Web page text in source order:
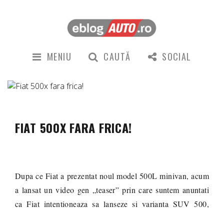
MENIU CAUTĂ SOCIAL
FIAT 500X FARA FRICA!
Dupa ce Fiat a prezentat noul model 500L minivan, acum
a lansat un video gen „teaser” prin care suntem anuntati
ca Fiat intentioneaza sa lanseze si varianta SUV 500,